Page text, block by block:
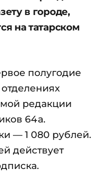
в городе,
на татарском
полугодие
редакции
64а.
— 1 080 рублей.
действует